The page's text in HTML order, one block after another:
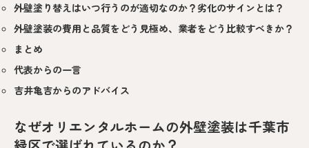
外壁塗り替えはいつ行うのが適切なのか？劣化のサインとは？
外壁塗装の費用と品質をどう見極め、業者をどう比較すべきか？
まとめ
代表からの一言
吉井亀吉からのアドバイス
なぜオリエンタルホームの外壁塗装は千葉市